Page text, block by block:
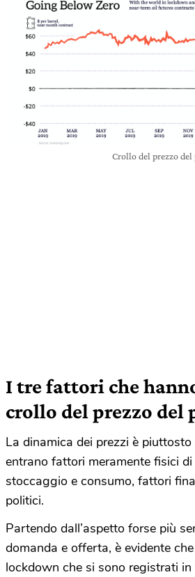
Crollo del prezzo
I tre fattori che
crollo del prezzo del
La dinamica dei prezzi è
entrano fattori meramente fisici di
stoccaggio e consumo, fattori
politici.
Partendo dall’aspetto forse più
domanda e offerta, è evidente
lockdown che si sono registrati